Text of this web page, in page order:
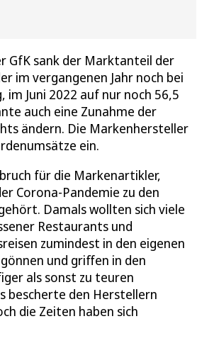
GfK sank der Marktanteil der
im vergangenen Jahr noch bei
im Juni 2022 auf nur noch 56,5
auch eine Zunahme der
ändern. Die Markenhersteller
ein.
für die Markenartikler,
Corona-Pandemie zu den
Damals wollten sich viele
Restaurants und
zumindest in den eigenen
und griffen in den
als sonst zu teuren
bescherte den Herstellern
die Zeiten haben sich